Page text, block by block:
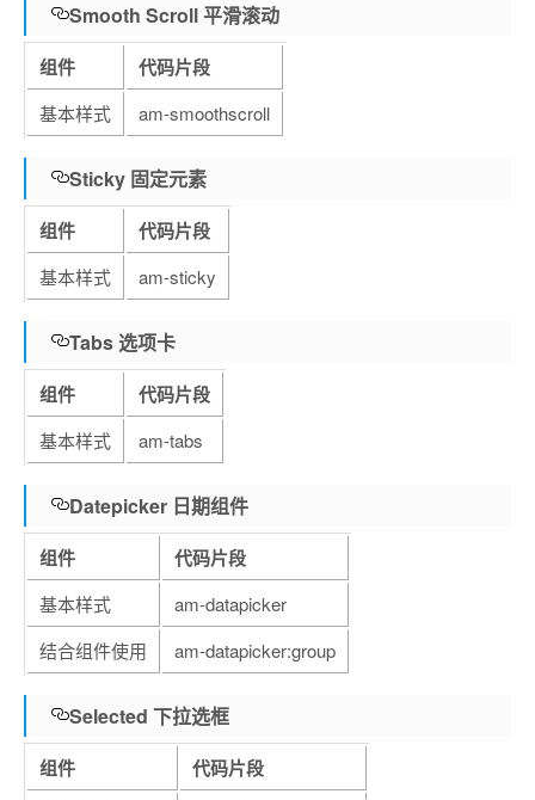
Smooth Scroll 平滑滚动
组件 代码片段
基本样式 am-smoothscroll
Sticky 固定元素
组件 代码片段
基本样式 am-sticky
Tabs 选项卡
组件 代码片段
基本样式 am-tabs
Datepicker 日期组件
组件 代码片段
基本样式
am-datapicker
结合组件使用
am-datapicker:group
Selected 下拉选框
组件 代码片段